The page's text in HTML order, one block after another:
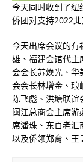
今天同时收到了纽
侨团对支持2022
今天出席会议的有
雄、福建会馆代主
会会长苏焕光、华
会会长林增金、琅
陈飞彪、洪塘联谊
闽江总商会主席
席潘珠、东百老
以及侨领郑育、王